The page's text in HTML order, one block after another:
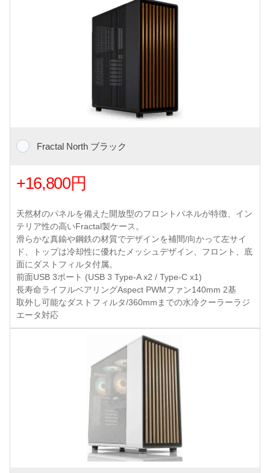
Fractal North ブラック
+16,800円
天然材のパネルを備えた開放型のフロントパネルが特徴、イン
テリア性の高いFractal製ケース。
滑らかな真鍮や鋼鉄の材質でデザインを補間/向かって左サイ
ド、トップは冷却性に優れたメッシュデザイン、フロント、底
面にダストフィルタ付属。
前面USB 3ポート (USB 3 Type-A x2 / Type-C x1)
長寿命ライフルベアリングAspect PWMファン140mm 2基
取外し可能なダストフィルタ/360mmまでの水冷クーラーラジ
エータ対応